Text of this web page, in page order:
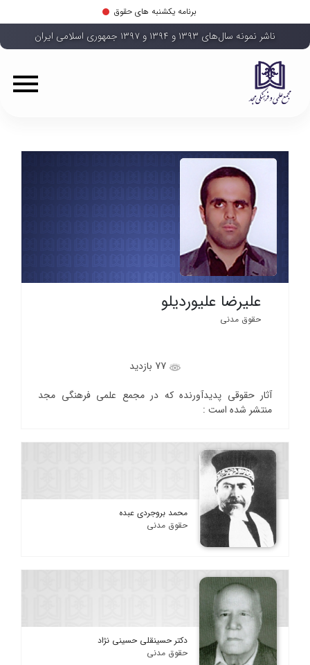
برنامه یکشنبه های حقوق
ناشر نمونه سال‌های ۱۳۹۳ و ۱۳۹۴ و ۱۳۹۷ جمهوری اسلامی ایران
علیرضا علیوردیلو
حقوق مدنی
77 بازدید
آثار حقوقی پدیدآورنده که در مجمع علمی فرهنگی مجد
منتشر شده است :
محمد بروجردی عبده
حقوق مدنی
دکتر حسینقلی حسینی نژاد
حقوق مدنی